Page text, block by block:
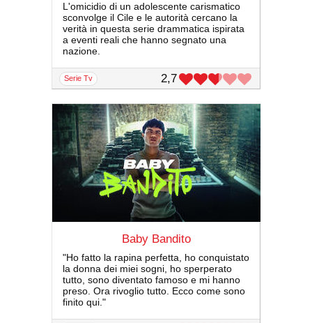
L'omicidio di un adolescente carismatico
sconvolge il Cile e le autorità cercano la
verità in questa serie drammatica ispirata
a eventi reali che hanno segnato una
nazione.
serie Tv 2,7
Baby Bandito
"Ho fatto la rapina perfetta, ho conquistato
la donna dei miei sogni, ho sperperato
tutto, sono diventato famoso e mi hanno
preso. Ora rivoglio tutto. Ecco come sono
finito qui."